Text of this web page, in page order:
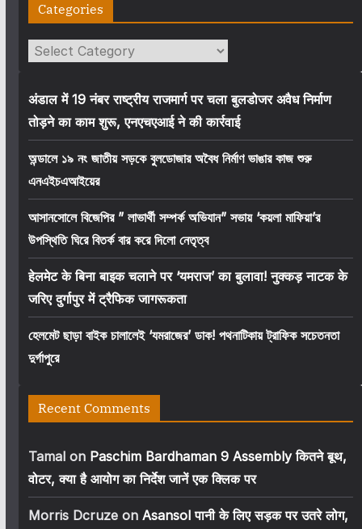
Categories
Categories
अंडाल में 19 नंबर राष्ट्रीय राजमार्ग पर चला बुलडोजर अवैध निर्माण
तोड़ने का काम शुरू, एनएचएआई ने की कार्रवाई
অন্ডালে ১৯ নং জাতীয় সড়কে বুলডোজার অবৈধ নির্মাণ ভাঙার কাজ শুরু
এনএইচএআইয়ের
আসানসোলে বিজেপির ” লাভার্থী সম্পর্ক অভিযান” সভায় ‘কয়লা মাফিয়া’র
উপস্থিতি ঘিরে বিতর্ক বার করে দিলো নেতৃত্ব
हेलमेट के बिना बाइक चलाने पर ‘यमराज’ का बुलावा! नुक्कड़ नाटक के
जरिए दुर्गापुर में ट्रैफिक जागरूकता
হেলমেট ছাড়া বাইক চালালেই ‘যমরাজের’ ডাক! পথনাটিকায় ট্রাফিক সচেতনতা
দুর্গাপুরে
Recent Comments
Tamalon Paschim Bardhaman 9 Assembly कितने बूथ,
वोटर, क्या है आयोग का निर्देश जानें एक क्लिक पर
Morris Dcruzeon Asansol पानी के लिए सड़क पर उतरे लोग,